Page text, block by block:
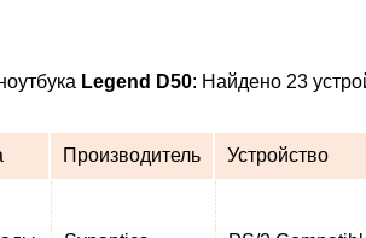
Legend D50: Найдено 23
Производитель Устройство